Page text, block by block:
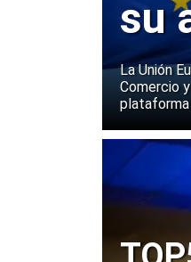
su
La Unión
Comercio
plataforma